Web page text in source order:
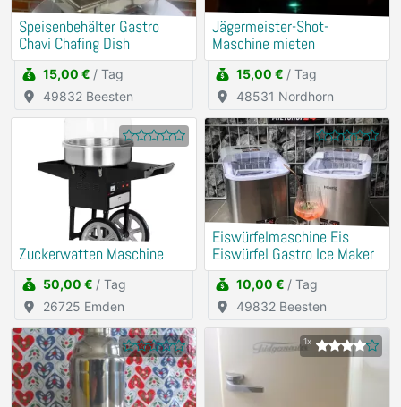
Speisenbehälter Gastro
Chavi Chafing Dish
15,00 € / Tag
49832 Beesten
Jägermeister-Shot-
Maschine mieten
15,00 € / Tag
48531 Nordhorn
Zuckerwatten Maschine
50,00 € / Tag
26725 Emden
Eiswürfelmaschine Eis
Eiswürfel Gastro Ice Maker
10,00 € / Tag
49832 Beesten
1x